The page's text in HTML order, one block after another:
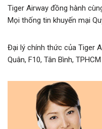
Tiger Airway đồng hành
Mọi thống tin khuyến mại
Đại lý chính thức của Tiger
Quân, F10, Tân Bình, TPHCM